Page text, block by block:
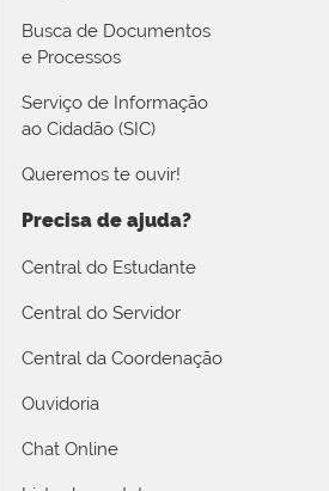
Busca de Documentos
e Processos
Serviço de Informação
ao Cidadão (SIC)
Queremos te ouvir!
Precisa de ajuda?
Central do Estudante
Central do Servidor
Central da Coordenação
Ouvidoria
Chat Online